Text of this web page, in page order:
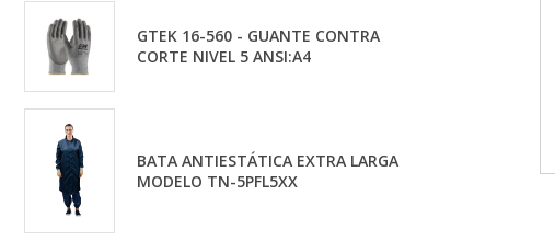
GTEK 16-560 - GUANTE CONTRA
CORTE NIVEL 5 ANSI:A4
BATA ANTIESTÁTICA EXTRA LARGA
MODELO TN-5PFL5XX